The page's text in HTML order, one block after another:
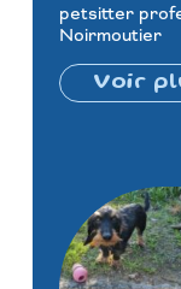
petsitter
Noirmoutier
Voir